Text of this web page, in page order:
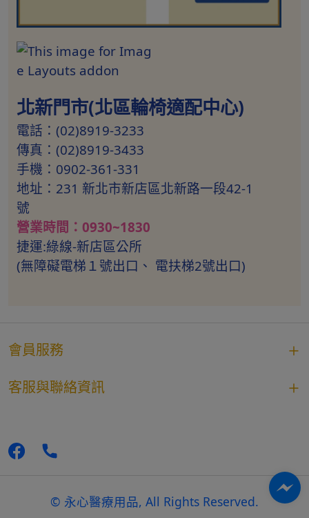
北新門市(北區輪椅適配中心)
電話：(02)8919-3233
傳真：(02)8919-3433
手機：0902-361-331
地址：231 新北市新店區北新路一段42-1
號
營業時間：0930~1830
捷運:綠線-新店區公所
(無障礙電梯１號出口、 電扶梯2號出口)
會員服務
客服與聯絡資訊
© 永心醫療用品, All Rights Reserved.